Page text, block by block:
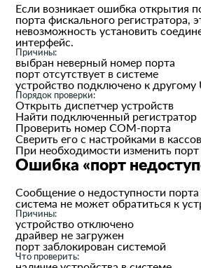
Если возникает ошибка открытия
порта фискального регистратора,
невозможность установить
интерфейс.
Причины:
выбран неверный номер порта
порт отсутствует в системе
устройство подключено к другому
Порядок проверки:
Открыть диспетчер устройств
Найти подключенный регистратор
Проверить номер COM-порта
Сверить его с настройками в
При необходимости изменить порт
Ошибка «порт
Сообщение о недоступности порта
система не может обратиться к
Причины:
устройство отключено
драйвер не загружен
порт заблокирован системой
Что проверить: